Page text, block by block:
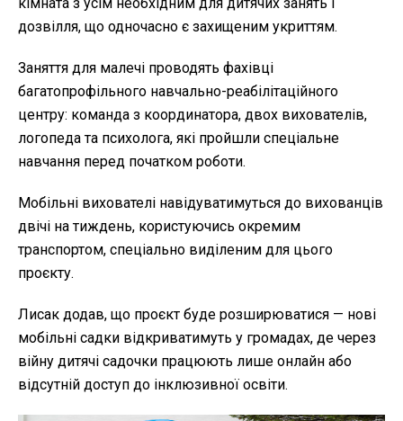
дозвілля, що одночасно є захищеним укриттям.
Заняття для малечі проводять фахівці
багатопрофільного навчально-реабілітаційного
центру: команда з координатора, двох вихователів,
логопеда та психолога, які пройшли спеціальне
навчання перед початком роботи.
Мобільні вихователі навідуватимуться до вихованців
двічі на тиждень, користуючись окремим
транспортом, спеціально виділеним для цього
проєкту.
Лисак додав, що проєкт буде розширюватися — нові
мобільні садки відкриватимуть у громадах, де через
війну дитячі садочки працюють лише онлайн або
відсутній доступ до інклюзивної освіти.